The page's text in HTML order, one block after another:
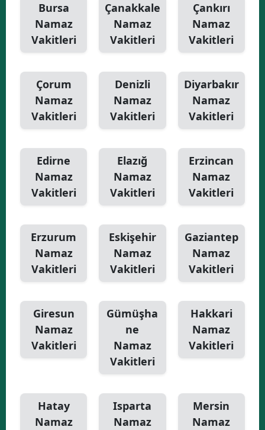
Bursa
Namaz
Vakitleri
Çanakkale
Namaz
Vakitleri
Çankırı
Namaz
Vakitleri
Çorum
Namaz
Vakitleri
Denizli
Namaz
Vakitleri
Diyarbakır
Namaz
Vakitleri
Edirne
Namaz
Vakitleri
Elazığ
Namaz
Vakitleri
Erzincan
Namaz
Vakitleri
Erzurum
Namaz
Vakitleri
Eskişehir
Namaz
Vakitleri
Gaziantep
Namaz
Vakitleri
Giresun
Namaz
Vakitleri
Gümüşha
ne
Namaz
Vakitleri
Hakkari
Namaz
Vakitleri
Hatay
Namaz
Isparta
Namaz
Mersin
Namaz